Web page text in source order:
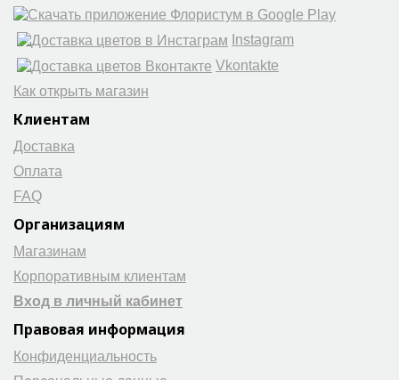
Instagram
Vkontakte
Как открыть магазин
Клиентам
Доставка
Оплата
FAQ
Организациям
Магазинам
Корпоративным клиентам
Вход в личный кабинет
Правовая информация
Конфиденциальность